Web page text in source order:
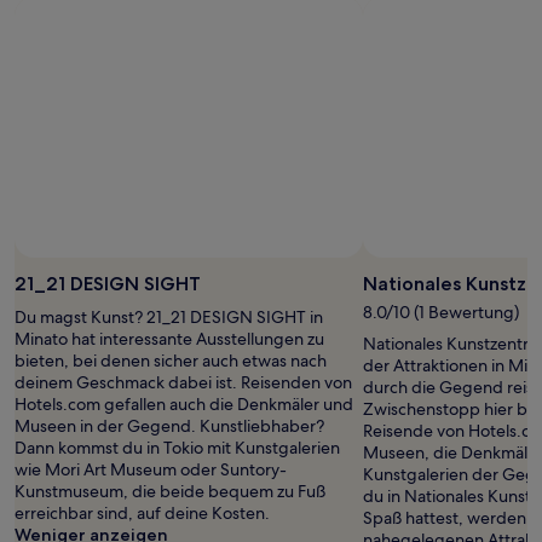
Foto
von
Tonette
Pineda
✈
⛵
🚌
🚉
🚃
🚅
🚀
21_21 DESIGN SIGHT
Du magst Kunst? 21_21 DESIGN SIGHT in
Minato hat interessante Ausstellungen zu
bieten, bei denen sicher auch etwas nach
deinem Geschmack dabei ist. Reisenden von
Hotels.com gefallen auch die Denkmäler und
Museen in der Gegend. Kunstliebhaber?
Dann kommst du in Tokio mit Kunstgalerien
wie Mori Art Museum oder Suntory-
Kunstmuseum, die beide bequem zu Fuß
erreichbar sind, auf deine Kosten.
Weniger anzeigen
Nationales
8.0/10 (1 Bewertung)
Nationales
der Attraktionen in
durch die Gegend
Zwischenstopp hier
Reisende von
Museen, die
Kunstgalerien der
du in Nationales
Spaß hattest, werden